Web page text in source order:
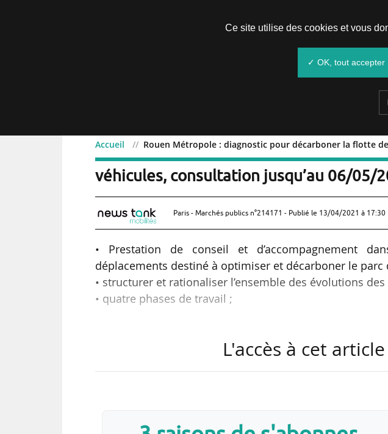
Accueil Rouen Métropole : diagnostic pour décarboner la flotte
Rouen Métropole : diagnostic pour
véhicules, consultation jusqu’au 06/05/
Paris - Marchés publics n°214171 - Publié le 13/04/2021 à 17:30
• Prestation de conseil et d’accompagnement
déplacements destiné à optimiser et décarboner le parc
• structurer et rationaliser l’ensemble des évolutions
• quatre phases de travail ;
Normandie au BOAMP le 07/04/2021.
Rouen Normandie, sur tous les déplacements
collectivité : véhicules légers, véhicules utilitaires,
(bennes à ordures ménagères, camions-grues et bus),
L'accès à cet
Ce site utilise des cookies et vous
✓ OK, tout accepter